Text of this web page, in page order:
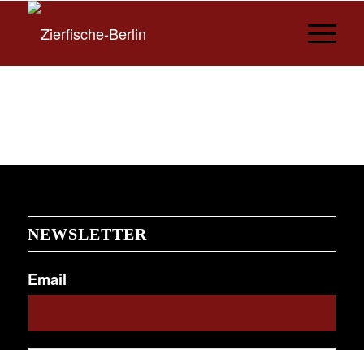
NEWSLETTER
Email